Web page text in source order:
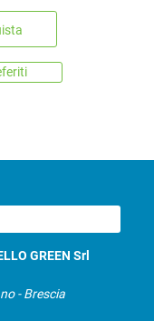
GREEN Srl
- Brescia